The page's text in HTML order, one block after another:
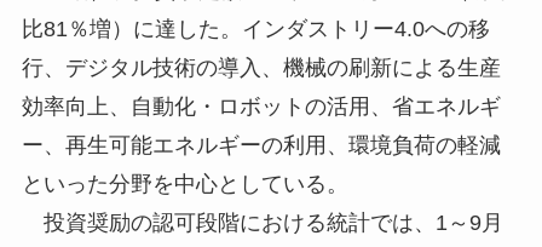
比81％増）に達した。インダストリー4.0への移
行、デジタル技術の導入、機械の刷新による生産
効率向上、自動化・ロボットの活用、省エネルギ
ー、再生可能エネルギーの利用、環境負荷の軽減
といった分野を中心としている。
投資奨励の認可段階における統計では、1～9月